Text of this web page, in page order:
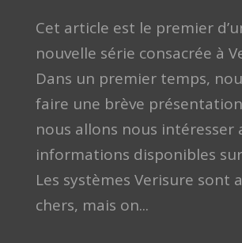
Cet article est le premier
nouvelle série consacrée à
Dans un premier temps,
faire une brève
nous allons nous intéresser
informations disponibles
Les systèmes Verisure sont
chers, mais on...